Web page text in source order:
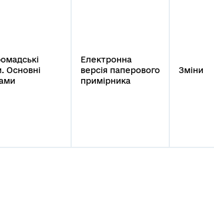
Основні
Електронна
версія паперового
примірника
Зміни